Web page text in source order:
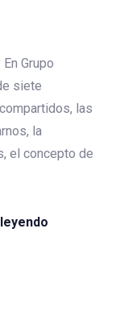
Grupo
siete
las
la
el concepto de